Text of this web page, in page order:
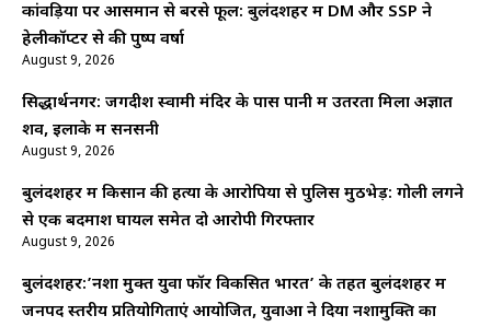
कांवड़ियों पर आसमान से बरसे फूल: बुलंदशहर में DM और SSP ने
हेलीकॉप्टर से की पुष्प वर्षा
August 9, 2026
सिद्धार्थनगर: जगदीश स्वामी मंदिर के पास पानी में उतरता मिला अज्ञात
शव, इलाके में सनसनी
August 9, 2026
बुलंदशहर में किसान की हत्या के आरोपियों से पुलिस मुठभेड़: गोली लगने
से एक बदमाश घायल समेत दो आरोपी गिरफ्तार
August 9, 2026
बुलंदशहर:’नशा मुक्त युवा फॉर विकसित भारत’ के तहत बुलंदशहर में
जनपद स्तरीय प्रतियोगिताएं आयोजित, युवाओं ने दिया नशामुक्ति का